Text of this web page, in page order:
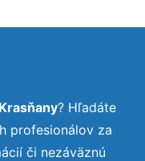
? Hľadáte
profesionálov za
či nezáväznú